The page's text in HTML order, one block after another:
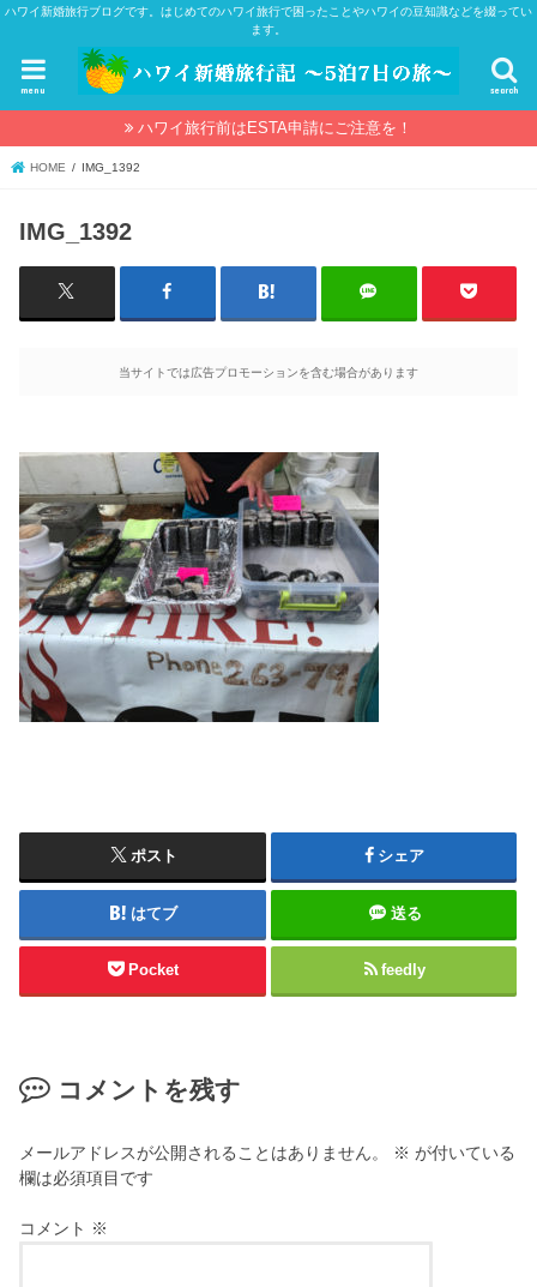
ハワイ新婚旅行ブログです。はじめてのハワイ旅行で困ったことやハワイの豆知識などを綴ってい
ます。
search
menu
ハワイ旅行前はESTA申請にご注意を！
HOME IMG_1392
IMG_1392
当サイトでは広告プロモーションを含む場合があります
ポスト シェア
はてブ 送る
Pocket feedly
コメントを残す
メールアドレスが公開されることはありません。 ※ が付いている
欄は必須項目です
コメント ※